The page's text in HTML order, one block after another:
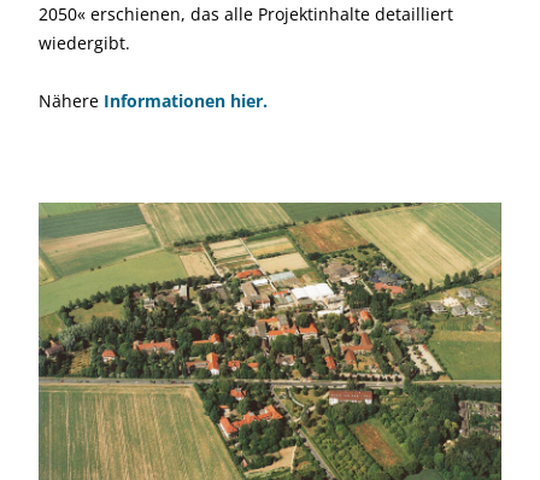
2050« erschienen, das alle Projektinhalte detailliert
wiedergibt.
Nähere Informationen hier.